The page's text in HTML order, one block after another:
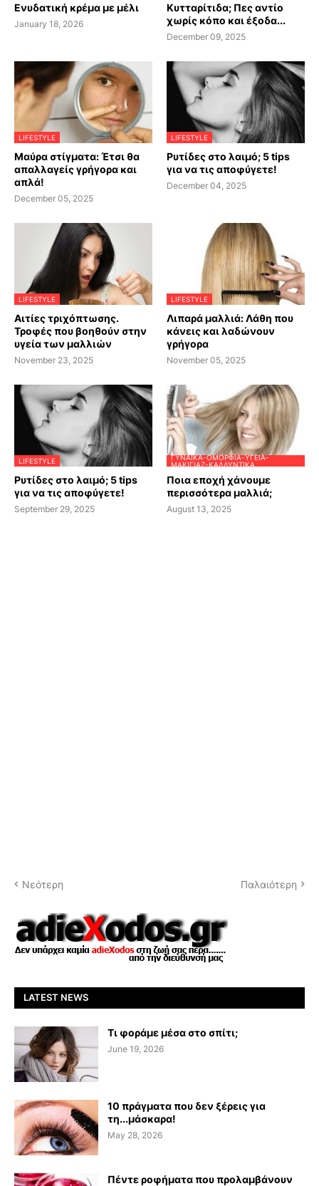
Ενυδατική κρέμα με μέλι
January 18, 2026
Κυτταρίτιδα; Πες αντίο
χωρίς κόπο και έξοδα...
December 09, 2025
LIFESTYLE
Μαύρα στίγματα: Έτσι θα
απαλλαγείς γρήγορα και
απλά!
December 05, 2025
LIFESTYLE
Ρυτίδες στο λαιμό; 5 tips
για να τις αποφύγετε!
December 04, 2025
LIFESTYLE
Αιτίες τριχόπτωσης.
Τροφές που βοηθούν στην
υγεία των μαλλιών
November 23, 2025
LIFESTYLE
Λιπαρά μαλλιά: Λάθη που
κάνεις και λαδώνουν
γρήγορα
November 05, 2025
LIFESTYLE
Ρυτίδες στο λαιμό; 5 tips
για να τις αποφύγετε!
September 29, 2025
ΓΥΝΑΊΚΑ-ΟΜΟΡΦΙΆ-ΥΓΕΊΑ-
ΜΑΚΙΓΙΆΖ-ΚΑΛΛΥΝΤΙΚΆ
Ποια εποχή χάνουμε
περισσότερα μαλλιά;
August 13, 2025
Νεότερη Παλαιότερη
LATEST NEWS
Τι φοράμε μέσα στο σπίτι;
June 19, 2026
10 πράγματα που δεν ξέρεις για
τη...μάσκαρα!
May 28, 2026
Πέντε ροφήματα που προλαμβάνουν